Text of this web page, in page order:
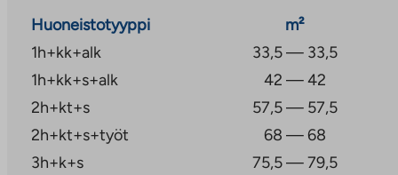
yhteydessä sijaitsee pieni huoneistokohtainen
Kiinteistöllä yhteensä 45 sähköpistokkeellista
kattamattomilla autopaikoitusalueilla ja 14
Mindeninkuja 2 Bassenkylässä koostuu kahdesta
neljästä rivitalosta, joissa on yhteensä 37
sijaitsee lähellä viihtyisän Kauklahden keskustaa.
Huoneistotyyppi m²
1h+kk+alk
33,5 — 33,5
1h+kk+s+alk
42 — 42
2h+kt+s
57,5 — 57,5
2h+kt+s+työt
68 — 68
3h+k+s
75,5 — 79,5